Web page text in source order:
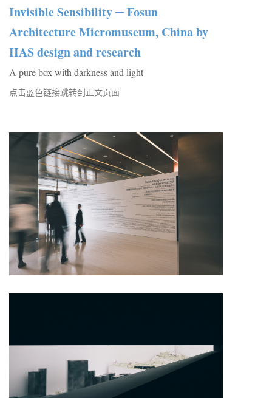
Invisible Sensibility ─ Fosun
Architecture Micromuseum, China by
HAS design and research
A pure box with darkness and light
点击蓝色链接跳转到正文页面